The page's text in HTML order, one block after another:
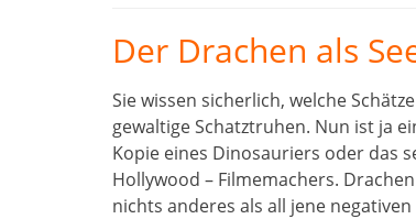
Der Drachen als
Sie wissen sicherlich, welche
gewaltige Schatztruhen. Nun ist ja
Kopie eines Dinosauriers oder das
Hollywood – Filmemachers.
nichts anderes als all jene